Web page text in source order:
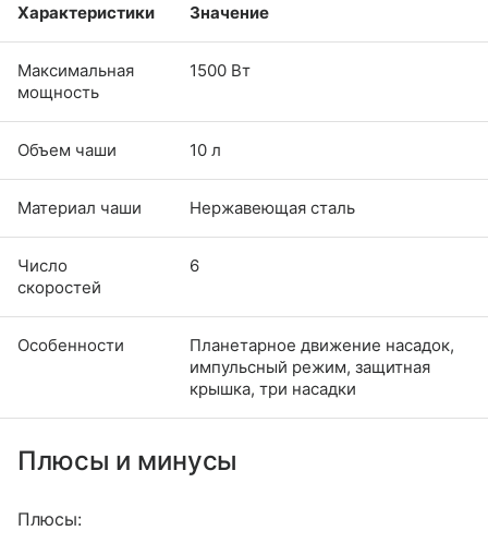
Характеристики Значение
Максимальная
мощность
1500 Вт
Объем чаши 10 л
Материал чаши Нержавеющая сталь
Число
скоростей
6
Особенности
Планетарное движение насадок,
импульсный режим, защитная
крышка, три насадки
Плюсы и минусы
Плюсы: